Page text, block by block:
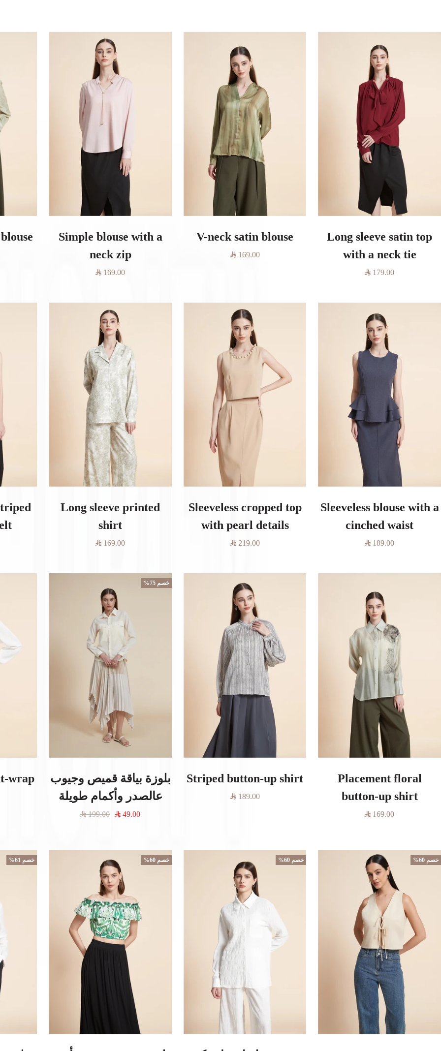
Long sleeve satin top
with a neck tie
السعر
179.00
V-neck satin blouse
السعر
169.00
Simple blouse with a
neck zip
السعر
169.00
Sleeveless blouse with a
cinched waist
السعر
189.00
Sleeveless cropped top
with pearl details
السعر
219.00
Long sleeve printed
shirt
السعر
169.00
Placement floral
button-up shirt
السعر
169.00
Striped button-up shirt
السعر
189.00
خصم 75%
بلوزة بياقة قميص وجيوب
عالصدر وأكمام طويلة
السعر
49.00
السعر
199.00
wrap
خصم 60% خصم 60% خصم 60% خصم 61%